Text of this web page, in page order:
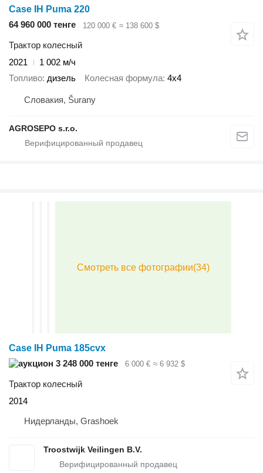
Case IH Puma 220
64 960 000 тенге
120 000 € ≈ 138 600 $
Трактор колесный
2021
1 002 м/ч
Топливо дизель Колесная формула 4x4
Словакия, Šurany
AGROSEPO s.r.o.
Case IH Puma 185cvx
3 248 000 тенге
6 000 € ≈ 6 932 $
Трактор колесный
2014
Нидерланды, Grashoek
Troostwijk Veilingen B.V.